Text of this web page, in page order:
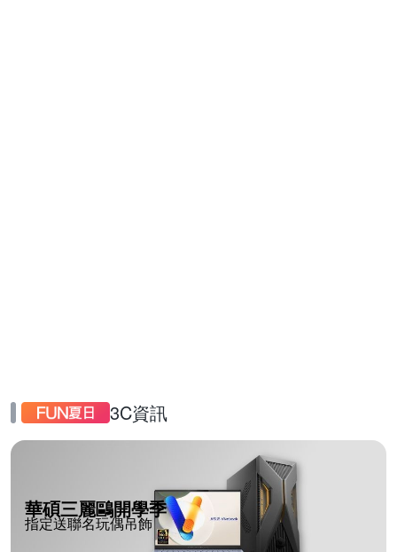
3C資訊
華碩三麗鷗開學季
指定送聯名玩偶吊飾